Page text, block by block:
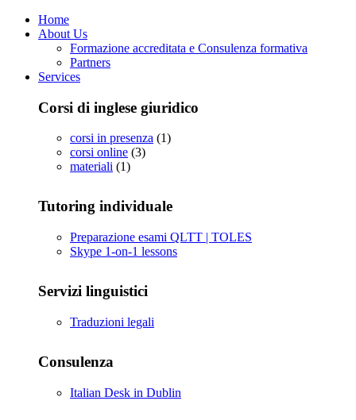
Home
About Us
Formazione accreditata e Consulenza formativa
Partners
Services
Corsi di inglese giuridico
corsi in presenza (1)
corsi online (3)
materiali (1)
Tutoring individuale
Preparazione esami QLTT | TOLES
Skype 1-on-1 lessons
Servizi linguistici
Traduzioni legali
Consulenza
Italian Desk in Dublin